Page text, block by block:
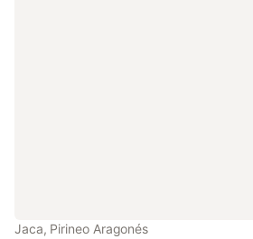
Jaca, Pirineo Aragonés